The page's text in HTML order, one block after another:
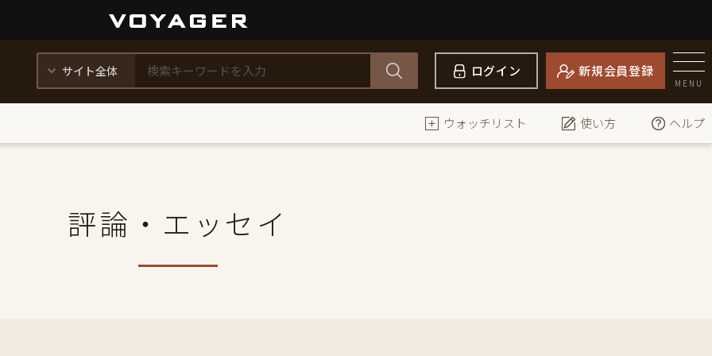
ログイン 新規会員登録
MENU
ウォッチリスト 使い方 ヘルプ
評論・エッセイ